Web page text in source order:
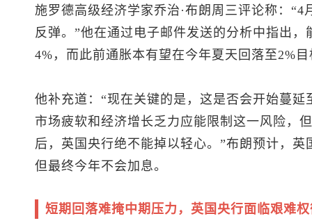
施罗德高级经济学家乔治·布朗周三评论称：
反弹。”他在通过电子邮件发送的分析中指出
4%，而此前通胀本有望在今年夏天回落至2%
他补充道：“现在关键的是，这是否会开始蔓
市场疲软和经济增长乏力应能限制这一风险，
后，英国央行绝不能掉以轻心。”布朗预计，
但最终今年不会加息。
短期回落难掩中期压力，英国央行面临艰难